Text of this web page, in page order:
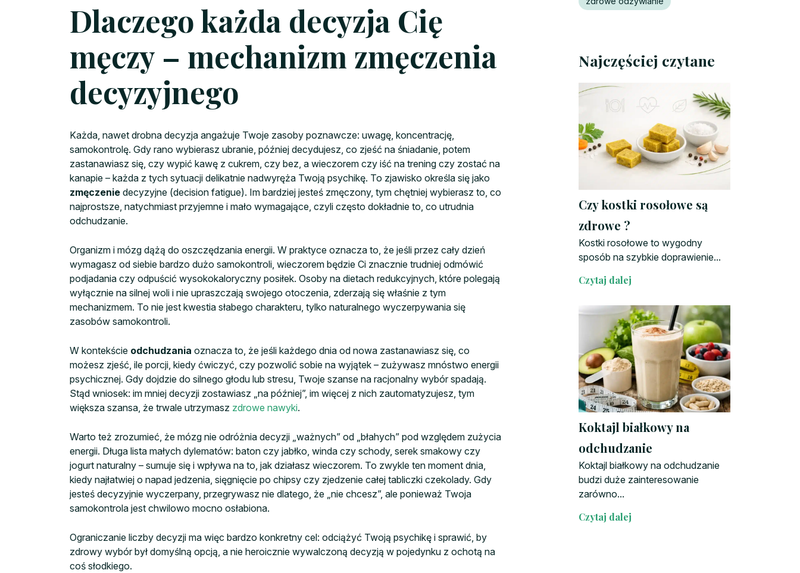
Dlaczego każda decyzja Cię
męczy – mechanizm zmęczenia
decyzyjnego
Każda, nawet drobna decyzja angażuje Twoje zasoby poznawcze: uwagę, koncentrację,
samokontrolę. Gdy rano wybierasz ubranie, później decydujesz, co zjeść na śniadanie, potem
zastanawiasz się, czy wypić kawę z cukrem, czy bez, a wieczorem czy iść na trening czy zostać na
kanapie – każda z tych sytuacji delikatnie nadwyręża Twoją psychikę. To zjawisko określa się jako
zmęczenie decyzyjne (decision fatigue). Im bardziej jesteś zmęczony, tym chętniej wybierasz to, co
najprostsze, natychmiast przyjemne i mało wymagające, czyli często dokładnie to, co utrudnia
odchudzanie.
Organizm i mózg dążą do oszczędzania energii. W praktyce oznacza to, że jeśli przez cały dzień
wymagasz od siebie bardzo dużo samokontroli, wieczorem będzie Ci znacznie trudniej odmówić
podjadania czy odpuścić wysokokaloryczny posiłek. Osoby na dietach redukcyjnych, które polegają
wyłącznie na silnej woli i nie upraszczają swojego otoczenia, zderzają się właśnie z tym
mechanizmem. To nie jest kwestia słabego charakteru, tylko naturalnego wyczerpywania się
zasobów samokontroli.
W kontekście odchudzania oznacza to, że jeśli każdego dnia od nowa zastanawiasz się, co
możesz zjeść, ile porcji, kiedy ćwiczyć, czy pozwolić sobie na wyjątek – zużywasz mnóstwo energii
psychicznej. Gdy dojdzie do silnego głodu lub stresu, Twoje szanse na racjonalny wybór spadają.
Stąd wniosek: im mniej decyzji zostawiasz „na później”, im więcej z nich zautomatyzujesz, tym
większa szansa, że trwale utrzymasz zdrowe nawyki.
Warto też zrozumieć, że mózg nie odróżnia decyzji „ważnych” od „błahych” pod względem zużycia
energii. Długa lista małych dylematów: baton czy jabłko, winda czy schody, serek smakowy czy
jogurt naturalny – sumuje się i wpływa na to, jak działasz wieczorem. To zwykle ten moment dnia,
kiedy najłatwiej o napad jedzenia, sięgnięcie po chipsy czy zjedzenie całej tabliczki czekolady. Gdy
jesteś decyzyjnie wyczerpany, przegrywasz nie dlatego, że „nie chcesz”, ale ponieważ Twoja
samokontrola jest chwilowo mocno osłabiona.
Ograniczanie liczby decyzji ma więc bardzo konkretny cel: odciążyć Twoją psychikę i sprawić, by
zdrowy wybór był domyślną opcją, a nie heroicznie wywalczoną decyzją w pojedynku z ochotą na
coś słodkiego.
Najczęściej czytane
Czy kostki rosołowe są
zdrowe ?
Kostki rosołowe to wygodny
sposób na szybkie doprawienie...
Czytaj dalej
Koktajl białkowy na
odchudzanie
Koktajl białkowy na odchudzanie
budzi duże zainteresowanie
zarówno...
Czytaj dalej